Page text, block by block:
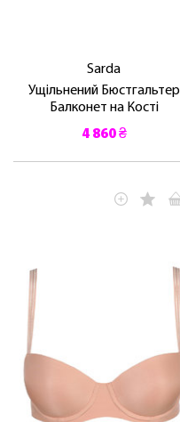
Sarda
Ущільнений Бюстгальтер
Балконет на Кості
4 860 ₴